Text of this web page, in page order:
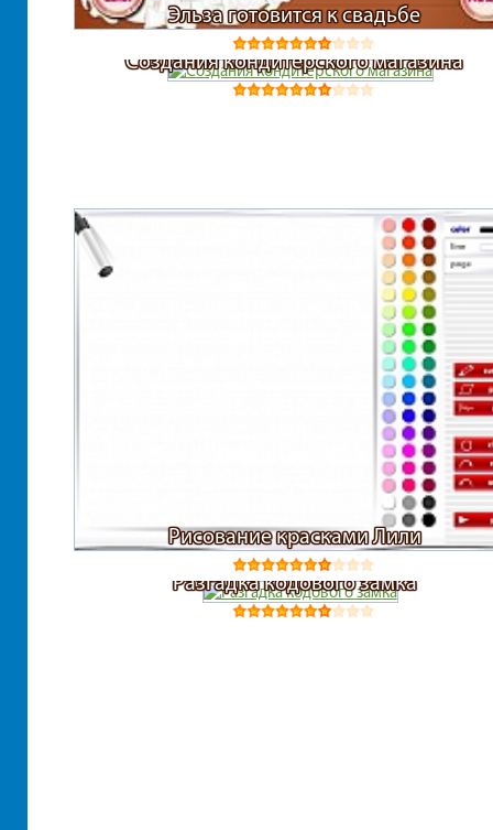
Эльза готовится к свадьбе
Создания кондитерского магазина
Рисование красками Лили
Разгадка кодового замка